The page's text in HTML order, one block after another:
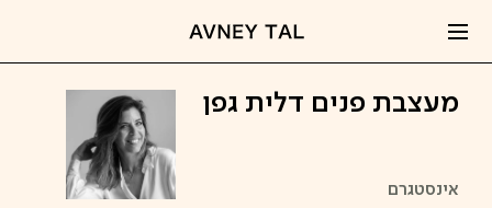
מעצבת פנים דלית גפן
אינסטגרם